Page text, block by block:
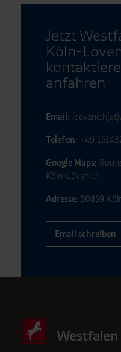
Jetzt
Köln-
anfahren
Email:
Telefon: +49
Google Maps:
Köln-Lövenich
Adresse: 50859
Email schreiben